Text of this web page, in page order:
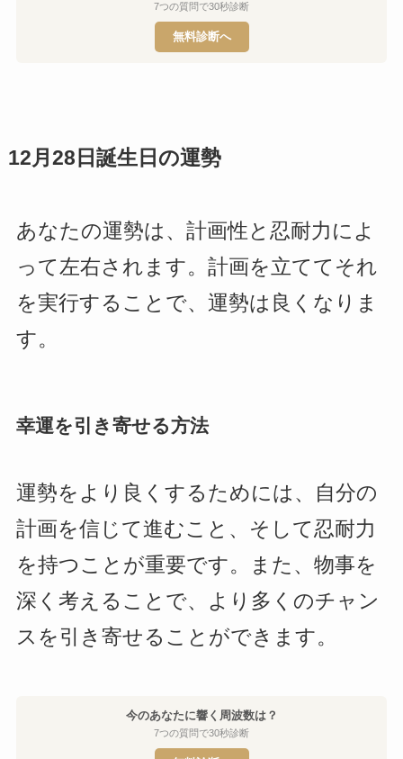
7つの質問で30秒診断
無料診断へ
12月28日誕生日の運勢
あなたの運勢は、計画性と忍耐力によ
って左右されます。計画を立ててそれ
を実行することで、運勢は良くなりま
す。
幸運を引き寄せる方法
運勢をより良くするためには、自分の
計画を信じて進むこと、そして忍耐力
を持つことが重要です。また、物事を
深く考えることで、より多くのチャン
スを引き寄せることができます。
今のあなたに響く周波数は？
7つの質問で30秒診断